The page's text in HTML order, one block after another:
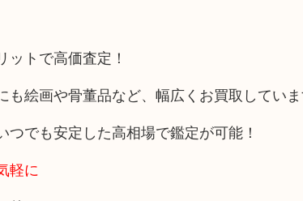
ットで高価査定！
も絵画や骨董品など、幅広くお買取していま
つでも安定した高相場で鑑定が可能！
軽に